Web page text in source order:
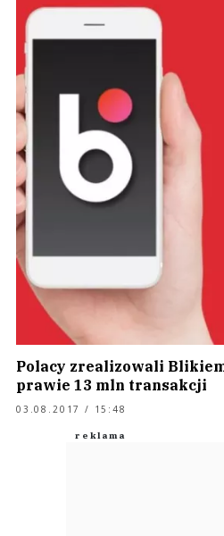
Polacy zrealizowali
prawie 13 mln transakcji
03.08.2017 / 15:48